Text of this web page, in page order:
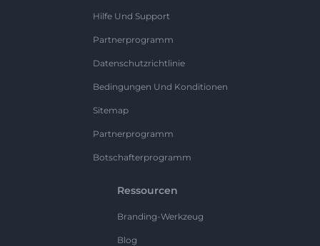
Hilfe Und Support
Partnerprogramm
Datenschutzrichtlinie
Bedingungen Und Konditionen
Sitemap
Partnerprogramm
Botschafterprogramm
Ressourcen
Branding-Werkzeug
Blog